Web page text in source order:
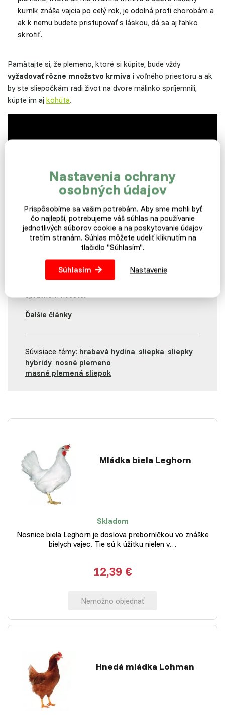
kurník znáša vajcia po celý rok, je odolná proti chorobám a
ak k nemu budete pristupovať s láskou, dá sa aj ľahko
skrotiť.
Pamätajte si, že plemeno, ktoré si kúpite, bude vždy
vyžadovať rôzne množstvo krmiva i voľného priestoru a ak
by ste sliepočkám radi život na dvore málinko spríjemnili,
kúpte im aj kohúta.
Prišiel vám tento článok
užitočný?
Ak vás baví čítať články, pri ktorých môžete mať
radosť z objavovania nových súvislostí, ste na
správnom mieste.
Ďalšie články
Súvisiace témy: hrabavá hydina sliepka sliepky
hybridy nosné plemeno
masné plemená sliepok
Mládka biela Leghorn
Skladom
Nosnice biela Leghorn je doslova preborníčkou vo znáške
bielych vajec. Tie sú k úžitku nielen v…
12,39 €
Nemožno objednať
Hnedá mládka Lohman
Nastavenia ochrany
osobných údajov
Prispôsobíme sa vašim potrebám. Aby sme mohli byť
čo najlepší, potrebujeme váš súhlas na používanie
jednotlivých súborov cookie a na poskytovanie údajov
tretím stranám. Súhlas môžete udeliť kliknutím na
tlačidlo "Súhlasím".
Súhlasím Nastavenie